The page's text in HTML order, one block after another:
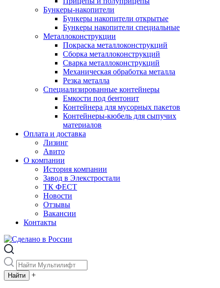
Бункеры-накопители
Бункеры накопители открытые
Бункеры накопители специальные
Металлоконструкции
Покраска металлоконструкций
Сборка металлоконструкций
Сварка металлоконструкций
Механическая обработка металла
Резка металла
Специализированные контейнеры
Емкости под бентонит
Контейнера для мусорных пакетов
Контейнеры-кюбель для сыпучих
материалов
Оплата и доставка
Лизинг
Авито
О компании
История компании
Завод в Элекстростали
ТК ФЕСТ
Новости
Отзывы
Вакансии
Контакты
+